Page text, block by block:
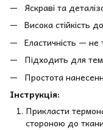
Яскраві та
Висока стійкість
Еластичність — не
Підходить для
Простота
Інструкція:
Прикласти
стороною до